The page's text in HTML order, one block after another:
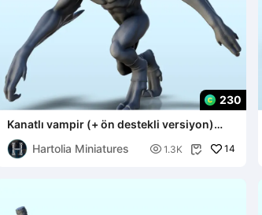
230
Kanatlı vampir (+ ön destekli versiyon)
(18) - minyatürler w
Hartolia Miniatures
 1.3K  14